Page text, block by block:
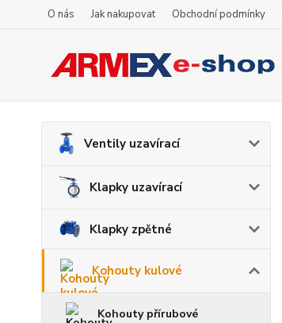
O nás Jak nakupovat Obchodní podmínky
Ventily uzavírací
Klapky uzavírací
Klapky zpětné
Kohouty kulové
Kohouty přírubové